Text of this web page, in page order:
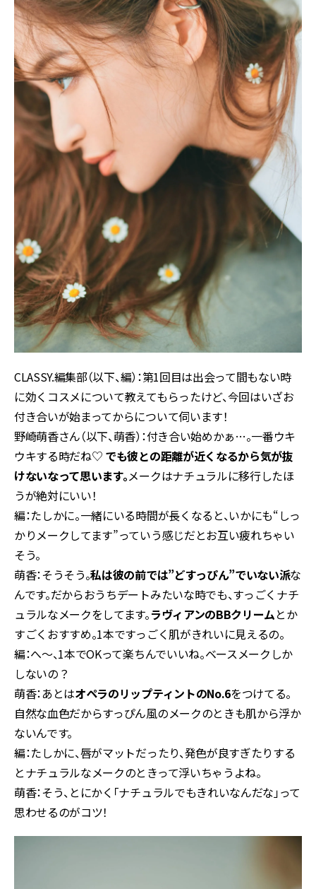
CLASSY.編集部（以下、編）：第1回目は出会って間もない時
に効くコスメについて教えてもらったけど、今回はいざお
付き合いが始まってからについて伺います！
野崎萌香さん（以下、萌香）：付き合い始めかぁ…。一番ウキ
ウキする時だね♡ でも彼との距離が近くなるから気が抜
けないなって思います。メークはナチュラルに移行したほ
うが絶対にいい！
編：たしかに。一緒にいる時間が長くなると、いかにも“しっ
かりメークしてます”っていう感じだとお互い疲れちゃい
そう。
萌香：そうそう。私は彼の前では”どすっぴん”でいない派な
んです。だからおうちデートみたいな時でも、すっごくナチ
ュラルなメークをしてます。ラヴィアンのBBクリームとか
すごくおすすめ。1本ですっごく肌がきれいに見えるの。
編：へ〜、1本でOKって楽ちんでいいね。ベースメークしか
しないの？
萌香：あとはオペラのリップティントのNo.6をつけてる。
自然な血色だからすっぴん風のメークのときも肌から浮か
ないんです。
編：たしかに、唇がマットだったり、発色が良すぎたりする
とナチュラルなメークのときって浮いちゃうよね。
萌香：そう、とにかく「ナチュラルでもきれいなんだな」って
思わせるのがコツ！